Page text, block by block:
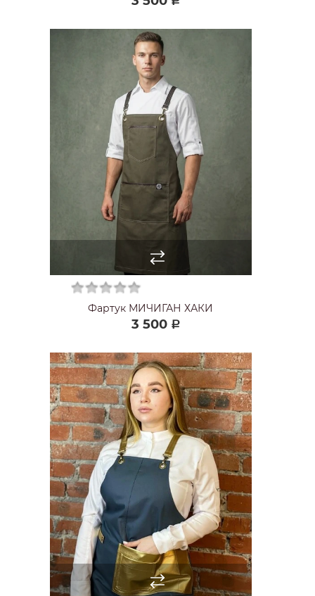
Фартук МИЧИГАН ХАКИ
3 500 Р